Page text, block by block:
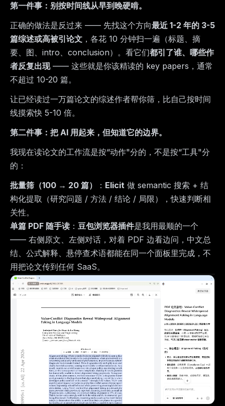
第一件事：别按时间线从早到晚硬啃。
正确的做法是反过来 —— 先找这个方向最近 1-2 年的 3-5
篇综述或高被引论文 ，各花 10 分钟扫一遍（标题、摘
要、图、intro、conclusion）。看它们都引了谁、哪些作
者反复出现—— 这些就是你该精读的 key papers，通常
不超过 10-20 篇。
让已经读过一万篇论文的综述作者帮你筛，比自己按时间
线摸索快 5-10 倍。
第二件事：把 AI 用起来，但知道它的边界。
我现在读论文的工作流是按“动作"分的，不是按“工具"分
的：
批量筛（100 → 20 篇）
： Elicit 做 semantic 搜索 + 结
构化提取（研究问题 / 方法 / 结论 / 局限），快速判断相
关性。
单篇 PDF 随手读 ： 豆包浏览器插件是我用最顺的一个
—— 右侧原文、左侧对话，对着 PDF 边看边问，中文总
结、公式解释、悬停查术语都能在同一个面板里完成，不
用把论文传到任何 SaaS。